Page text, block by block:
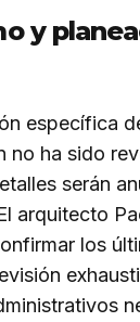
y
específica
no ha sido
serán
arquitecto
los